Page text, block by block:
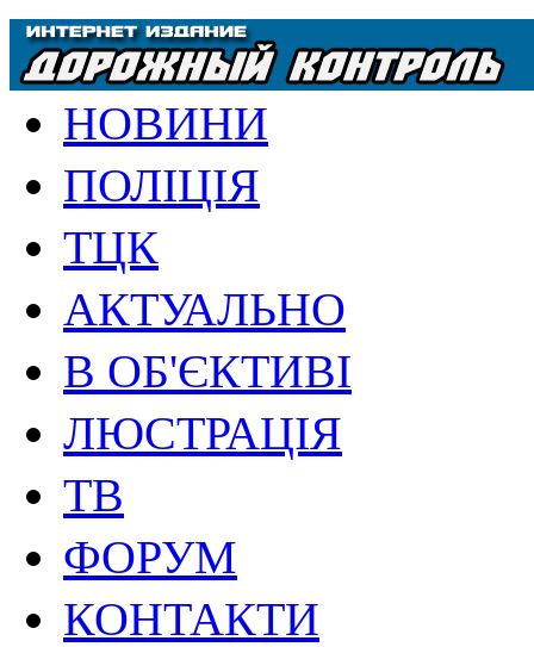
НОВИНИ
ПОЛІЦІЯ
ТЦК
АКТУАЛЬНО
В ОБ'ЄКТИВІ
ЛЮСТРАЦІЯ
ТВ
ФОРУМ
КОНТАКТИ